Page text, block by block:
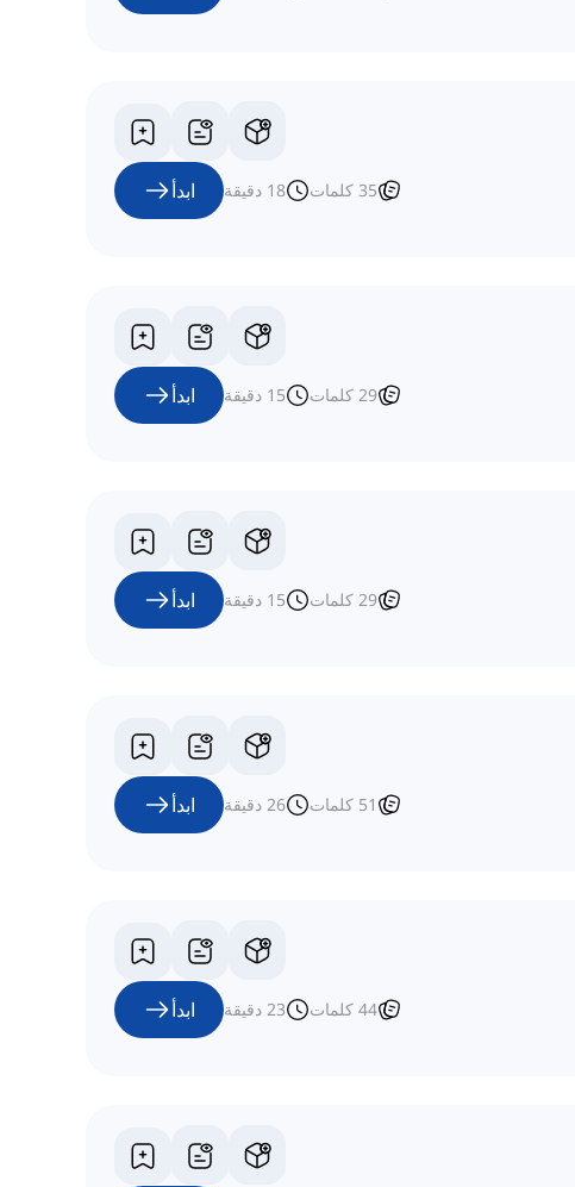
35 كلمات 18 دقيقة ابدأ
29 كلمات 15 دقيقة ابدأ
29 كلمات 15 دقيقة ابدأ
51 كلمات 26 دقيقة ابدأ
44 كلمات 23 دقيقة ابدأ